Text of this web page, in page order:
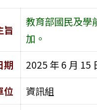
旨
教育部國民及學
加。
期
2025 年 6 月 15
位
資訊組